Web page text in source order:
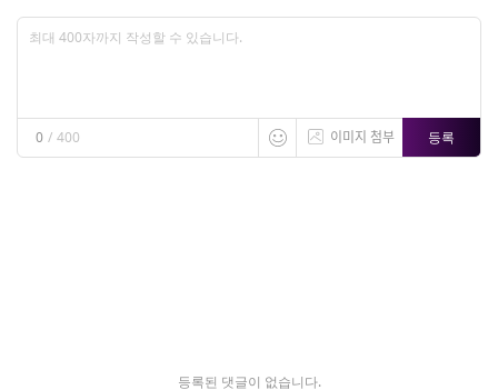
0 / 400 이미지 첨부 등록
등록된 댓글이 없습니다.